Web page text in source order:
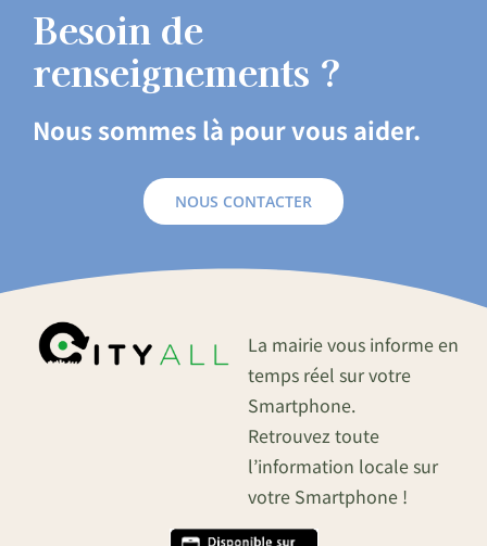
Besoin de
renseignements ?
Nous sommes là pour vous aider.
NOUS CONTACTER
La mairie vous informe en
temps réel sur votre
Smartphone.
Retrouvez toute
l’information locale sur
votre Smartphone !